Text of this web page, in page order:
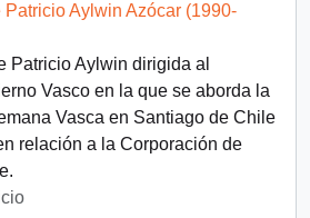
Patricio Aylwin Azócar (1990-
Patricio Aylwin dirigida al
Vasco en la que se aborda la
Vasca en Santiago de Chile
relación a la Corporación de